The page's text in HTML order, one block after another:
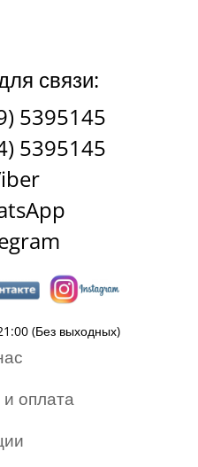
связи:
5395145
5395145
(Без выходных)
оплата